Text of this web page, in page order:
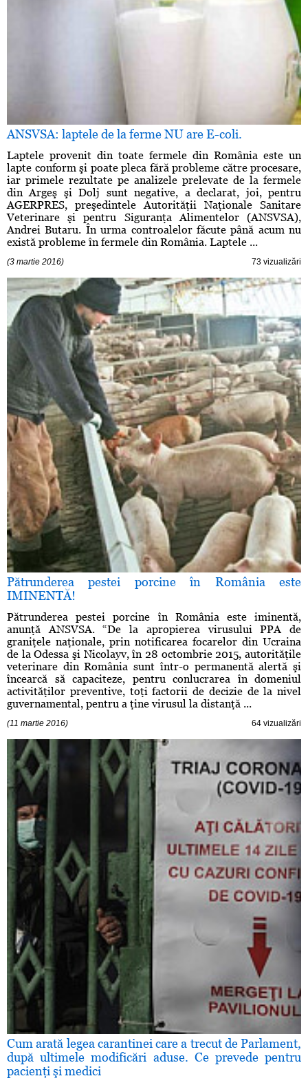
ANSVSA: laptele de la ferme NU are E-coli.
Laptele provenit din toate fermele din România este un
lapte conform şi poate pleca fără probleme către procesare,
iar primele rezultate pe analizele prelevate de la fermele
din Argeş şi Dolj sunt negative, a declarat, joi, pentru
AGERPRES, preşedintele Autorităţii Naţionale Sanitare
Veterinare şi pentru Siguranţa Alimentelor (ANSVSA),
Andrei Butaru. În urma controalelor făcute până acum nu
există probleme în fermele din România. Laptele ...
(3 martie 2016) 73 vizualizări
Pătrunderea pestei porcine în România este
IMINENTĂ!
Pătrunderea pestei porcine în România este iminentă,
anunţă ANSVSA. “De la apropierea virusului PPA de
graniţele naţionale, prin notificarea focarelor din Ucraina
de la Odessa şi Nicolayv, în 28 octombrie 2015, autorităţile
veterinare din România sunt într-o permanentă alertă şi
încearcă să capaciteze, pentru conlucrarea în domeniul
activităţilor preventive, toţi factorii de decizie de la nivel
guvernamental, pentru a ţine virusul la distanţă ...
(11 martie 2016) 64 vizualizări
Cum arată legea carantinei care a trecut de Parlament,
după ultimele modificări aduse. Ce prevede pentru
pacienţi şi medici